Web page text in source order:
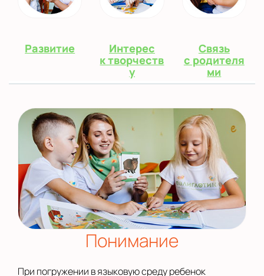
Развитие
Интерес
к творчеств
у
Связь
с родителя
ми
Понимание
При погружении в языковую среду ребенок